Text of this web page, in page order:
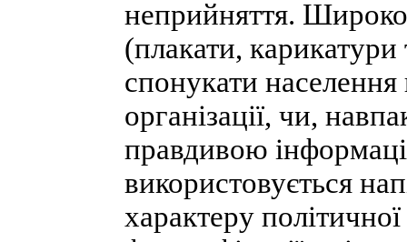
неприйняття.
(плакати,
спонукати населення
організації, чи,
правдивою
використовується
характеру